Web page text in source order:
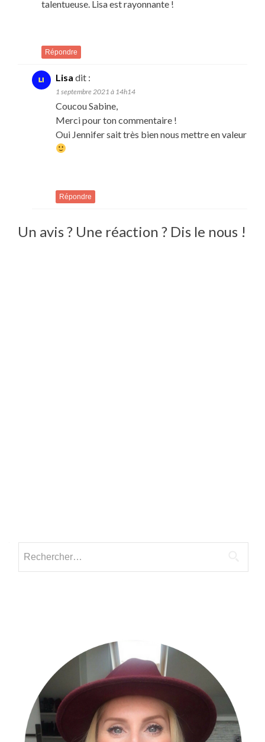
talentueuse. Lisa est rayonnante !
Répondre
Lisa dit :
1 septembre 2021 à 14h14
Coucou Sabine,
Merci pour ton commentaire !
Oui Jennifer sait très bien nous mettre en valeur
Répondre
Un avis ? Une réaction ? Dis le nous !